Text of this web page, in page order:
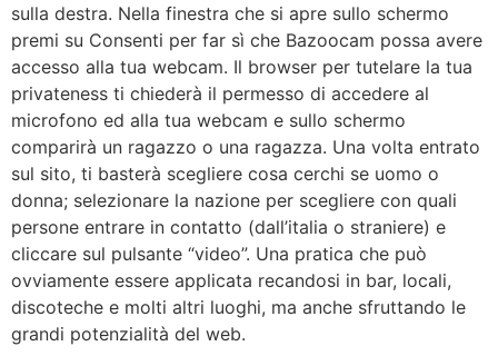
sulla destra. Nella finestra che si apre sullo schermo
premi su Consenti per far sì che Bazoocam possa avere
accesso alla tua webcam. Il browser per tutelare la tua
privateness ti chiederà il permesso di accedere al
microfono ed alla tua webcam e sullo schermo
comparirà un ragazzo o una ragazza. Una volta entrato
sul sito, ti basterà scegliere cosa cerchi se uomo o
donna; selezionare la nazione per scegliere con quali
persone entrare in contatto (dall’italia o straniere) e
cliccare sul pulsante “video”. Una pratica che può
ovviamente essere applicata recandosi in bar, locali,
discoteche e molti altri luoghi, ma anche sfruttando le
grandi potenzialità del web.